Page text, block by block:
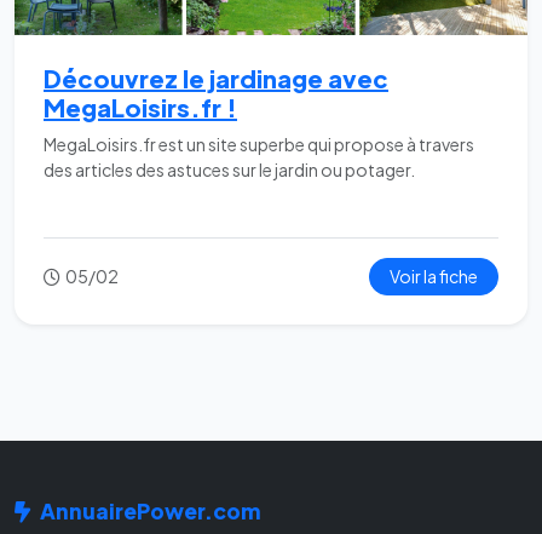
Découvrez le jardinage avec
MegaLoisirs.fr !
MegaLoisirs.fr est un site superbe qui propose à travers
des articles des astuces sur le jardin ou potager.
05/02 Voir la fiche
AnnuairePower.com